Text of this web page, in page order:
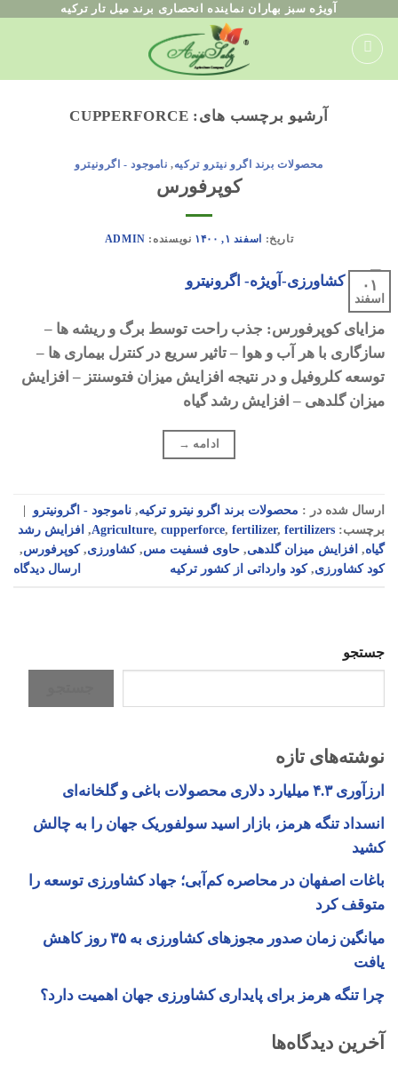
محتوا
بروید
آویژه سبز بهاران نماینده انحصاری برند میل تار ترکیه
آرشیو برچسب های: CUPPERFORCE
محصولات برند اگرو نیترو ترکیه, ناموجود - اگرونیترو
کوپرفورس
تاریخ: اسفند ۱, ۱۴۰۰ نویسنده: ADMIN
۰۱
اسفند
مزایای کوپرفورس: جذب راحت توسط برگ و ریشه ها –
سازگاری با هر آب و هوا – تاثیر سریع در کنترل بیماری ها –
توسعه کلروفیل و در نتیجه افزایش میزان فتوسنتز – افزایش
میزان گلدهی – افزایش رشد گیاه
ادامه →
ارسال شده در : محصولات برند اگرو نیترو ترکیه, ناموجود - اگرونیترو
برچسب:
Agriculture, cupperforce, fertilizer, fertilizers
, افزایش رشد
گیاه, افزایش میزان گلدهی, حاوی فسفیت مس,کشاورزی,کوپرفورس,
کود کشاورزی,کود وارداتی از کشور ترکیه ارسال دیدگاه
جستجو
نوشته‌های تازه
ارزآوری ۴.۳ میلیارد دلاری محصولات باغی و گلخانه‌ای
انسداد تنگه هرمز، بازار اسید سولفوریک جهان را به چالش
کشید
باغات اصفهان در محاصره کم‌آبی؛ جهاد کشاورزی توسعه را
متوقف کرد
میانگین زمان صدور مجوزهای کشاورزی به ۳۵ روز کاهش
یافت
چرا تنگه هرمز برای پایداری کشاورزی جهان اهمیت دارد؟
آخرین دیدگاه‌ها